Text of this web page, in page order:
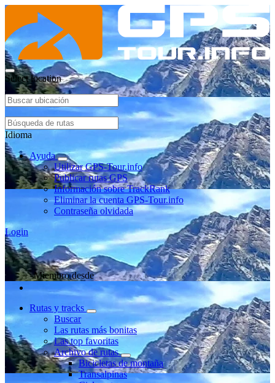
Select location
Idioma
Ayuda
Utilizar GPS-Tour.info
Publicar rutas GPS
Información sobre TrackRank
Eliminar la cuenta GPS-Tour.info
Contraseña olvidada
Login
Miembro desde
Rutas y tracks
Buscar
Las rutas más bonitas
Las top favoritas
Archivo de rutas
Bicicletas de montaña
Transalpinas